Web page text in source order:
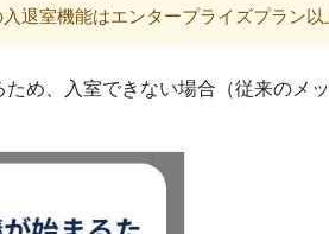
退室機能はエンタープライズプラン以
め、入室できない場合（従来のメッ